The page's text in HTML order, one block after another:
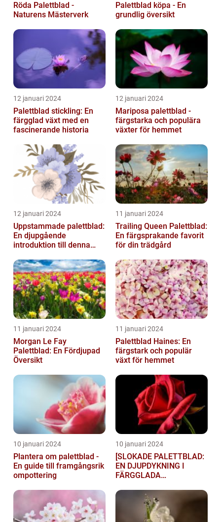
Röda Palettblad -
Naturens Mästerverk
Palettblad köpa - En
grundlig översikt
12 januari 2024
Palettblad stickling: En
färgglad växt med en
fascinerande historia
12 januari 2024
Mariposa palettblad -
färgstarka och populära
växter för hemmet
12 januari 2024
Uppstammade palettblad:
En djupgående
introduktion till denna
11 januari 2024
Trailing Queen Palettblad:
En färgsprakande favorit
för din trädgård
11 januari 2024
Morgan Le Fay
Palettblad: En Fördjupad
Översikt
11 januari 2024
Palettblad Haines: En
färgstark och populär
växt för hemmet
10 januari 2024
Plantera om palettblad -
En guide till framgångsrik
ompottering
10 januari 2024
[SLOKADE PALETTBLAD:
EN DJUPDYKNING I
FÄRGGLADA
UNDERBARA VÄRLD]